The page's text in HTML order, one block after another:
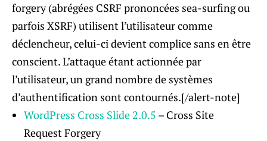
forgery (abrégées CSRF prononcées sea-surfing ou
parfois XSRF) utilisent l’utilisateur comme
déclencheur, celui-ci devient complice sans en être
conscient. L’attaque étant actionnée par
l’utilisateur, un grand nombre de systèmes
d’authentification sont contournés.[/alert-note]
WordPress Cross Slide 2.0.5 – Cross Site
Request Forgery